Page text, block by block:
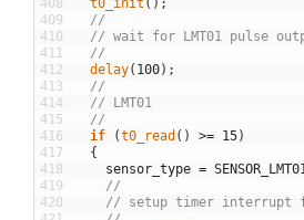
409
410
411
412
413
414
415
416
417
418
419
420
//
// wait for LMT01 pulse
//
delay( 100) ;
//
// LMT01
//
if
(t0_read ( ) >= 15)
{
sensor_type = SENSOR_LMT01
//
// setup timer interrupt